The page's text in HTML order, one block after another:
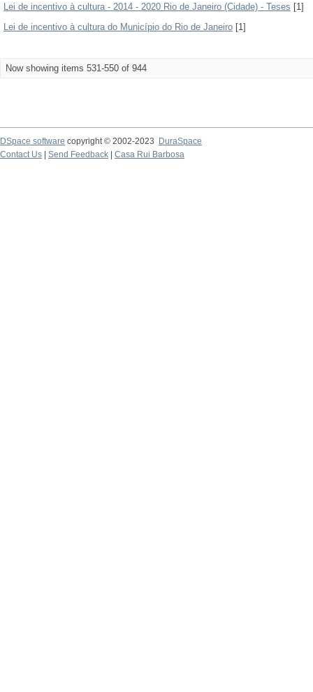
Lei de incentivo à cultura - 2014 - 2020 Rio de Janeiro (Cidade) - Teses [1]
Lei de incentivo à cultura do Município do Rio de Janeiro [1]
Now showing items 531-550 of 944
DSpace software copyright © 2002-2023
DuraSpace
Contact Us
Send Feedback Casa Rui Barbosa